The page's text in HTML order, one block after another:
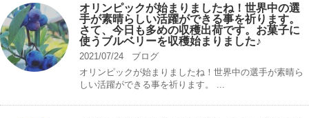
オリンピックが始まりましたね！世界中の選
手が素晴らしい活躍ができる事を祈ります。
さて、今日も多めの収穫出荷です。お菓子に
使うブルベリーを収穫始まりました♪
2021/07/24
ブログ
オリンピックが始まりましたね！世界中の選手が素晴ら
しい活躍ができる事を祈ります。 ...